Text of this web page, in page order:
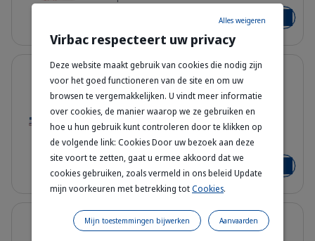
Voeg
eo0a1rs8sdxkgdcykyqq.jpg
8% korting
Enterogelan - Aanvullend
dieetvoeding voor honden en
katten
Enterogelan - 10 ml - Enterogelan - 24 ml
Vanaf€ 16,93 Voeg
Tot 8% korting
Virbac respecteert uw privacy
Deze website maakt gebruik van cookies die nodig zijn
voor het goed functioneren van de site en om uw
browsen te vergemakkelijken. U vindt meer informatie
over cookies, de manier waarop we ze gebruiken en
hoe u hun gebruik kunt controleren door te klikken op
de volgende link: Cookies Door uw bezoek aan deze
site voort te zetten, gaat u ermee akkoord dat we
cookies gebruiken, zoals vermeld in ons beleid Update
mijn voorkeuren met betrekking totCookies.
Alles weigeren
Aanvaarden
Mijn toestemmingen bijwerken